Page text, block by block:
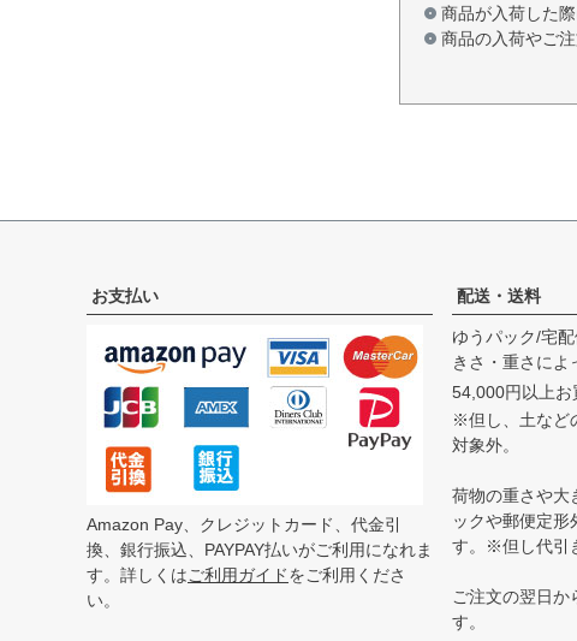
商品が入荷した
商品の入荷やご
お支払い
Amazon Pay、クレジットカード、代金引
換、銀行振込、PAYPAY払いがご利用になれま
す。詳しくはご利用ガイドをご利用くださ
い。
配送・送料
ゆうパック/宅
きさ・重さによ
54,000円以上お
※但し、土など
対象外。
荷物の重さや大
ックや郵便定形
す。※但し代引
ご注文の翌日か
す。